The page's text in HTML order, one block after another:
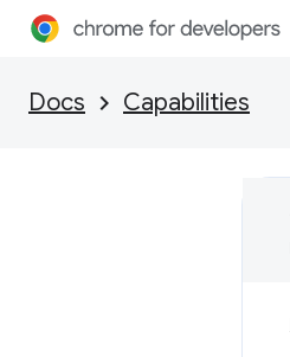
Docs Capabilities